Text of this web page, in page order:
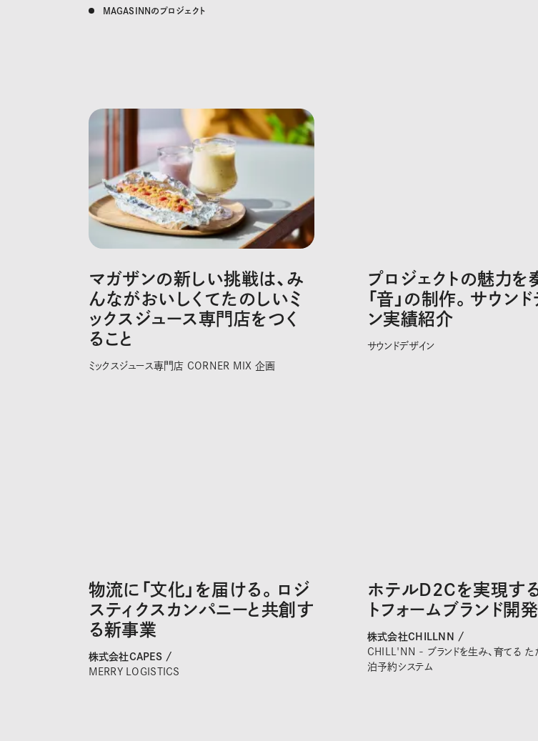
MAGASINNのプロジェクト
マガザンの新しい挑戦は、み
んながおいしくてたのしいミ
ックスジュース専門店をつく
ること
ミックスジュース専門店 CORNER MIX 企画
プロジェクトの魅力を
「音」の制作。サウン
ン実績紹介
サウンドデザイン
物流に「文化」を届ける。ロジ
スティクスカンパニーと共創す
る新事業
株式会社CAPES /
MERRY LOGISTICS
ホテルD2Cを実現す
トフォームブランド開発
株式会社CHILLNN /
CHILL'NN - ブランドを生み、育てる た
泊予約システム